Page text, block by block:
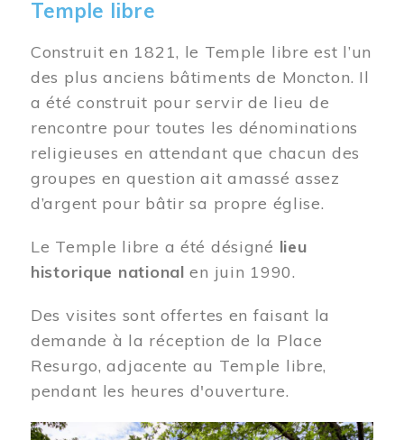
Temple libre
Construit en 1821, le Temple libre est l’un
des plus anciens bâtiments de Moncton. Il
a été construit pour servir de lieu de
rencontre pour toutes les dénominations
religieuses en attendant que chacun des
groupes en question ait amassé assez
d’argent pour bâtir sa propre église.
Le Temple libre a été désigné lieu
historique national en juin 1990.
Des visites sont offertes en faisant la
demande à la réception de la Place
Resurgo, adjacente au Temple libre,
pendant les heures d'ouverture.
Image